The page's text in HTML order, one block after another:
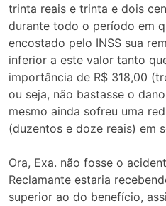
trinta reais e trinta e dois
durante todo o período em
encostado pelo INSS sua
inferior a este valor tanto
importância de R$ 318,00
ou seja, não bastasse o
mesmo ainda sofreu uma
(duzentos e doze reais) em
Ora, Exa. não fosse o
Reclamante estaria
superior ao do benefício,